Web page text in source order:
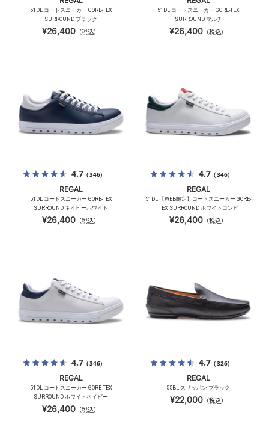
51DL コートスニーカー GORE-TEX
SURROUND ブラック
¥26,400 （税込）
51DL コートスニーカー GORE-TEX
SURROUND マルチ
¥26,400 （税込）
4.7（346）
REGAL
51DL コートスニーカー GORE-TEX
SURROUND ネイビーホワイト
¥26,400 （税込）
4.7（346）
REGAL
51DL 【WEB限定】コートスニーカー GORE-
TEX SURROUND ホワイトコンビ
¥26,400 （税込）
4.7（346）
REGAL
51DL コートスニーカー GORE-TEX
SURROUND ホワイトネイビー
¥26,400 （税込）
4.7（326）
REGAL
55BL スリッポン ブラック
¥22,000（税込）